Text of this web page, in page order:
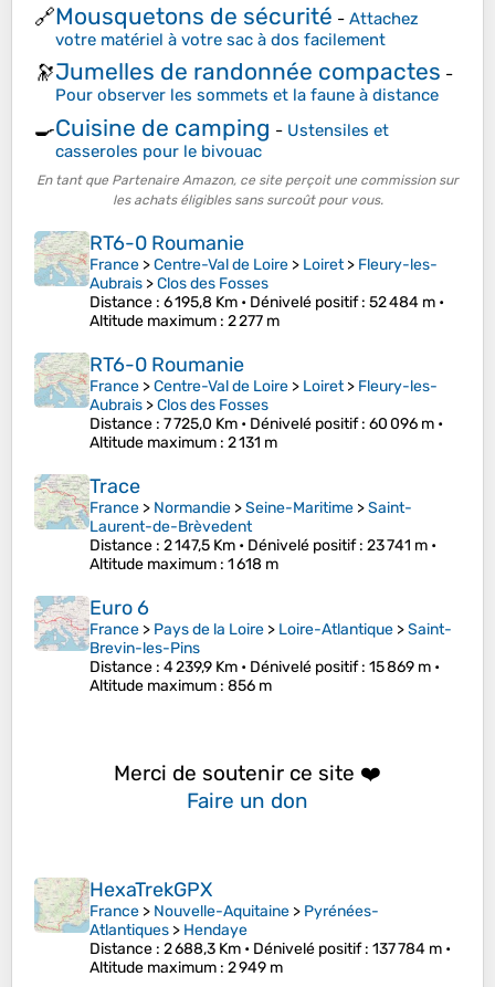
🔗Mousquetons de sécurité - Attachez
votre matériel à votre sac à dos facilement
🔭Jumelles de randonnée compactes -
Pour observer les sommets et la faune à distance
🍳Cuisine de camping - Ustensiles et
casseroles pour le bivouac
En tant que Partenaire Amazon, ce site perçoit une commission sur
les achats éligibles sans surcoût pour vous.
RT6-0 Roumanie
France >Centre-Val de Loire > Loiret> Fleury-les-
Aubrais >Clos des Fosses
Distance : 6 195,8 Km • Dénivelé positif: 52 484 m •
Altitude maximum : 2 277 m
RT6-0 Roumanie
France >Centre-Val de Loire > Loiret> Fleury-les-
Aubrais >Clos des Fosses
Distance : 7 725,0 Km • Dénivelé positif: 60 096 m •
Altitude maximum : 2 131 m
Trace
France > Normandie >Seine-Maritime >Saint-
Laurent-de-Brèvedent
Distance : 2 147,5 Km • Dénivelé positif: 23 741 m •
Altitude maximum : 1 618 m
Euro 6
France > Pays de la Loire > Loire-Atlantique >Saint-
Brevin-les-Pins
Distance : 4 239,9 Km • Dénivelé positif: 15 869 m •
Altitude maximum : 856 m
Merci de soutenir ce site ❤️
Faire un don
HexaTrekGPX
France > Nouvelle-Aquitaine > Pyrénées-
Atlantiques > Hendaye
Distance : 2 688,3 Km • Dénivelé positif: 137 784 m •
Altitude maximum : 2 949 m